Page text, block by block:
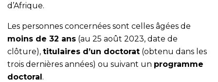
d’Afrique.
Les personnes concernées sont celles âgées de
moins de 32 ans (au 25 août 2023, date de
clôture), titulaires d’un doctorat (obtenu dans les
trois dernières années) ou suivant un programme
doctoral.